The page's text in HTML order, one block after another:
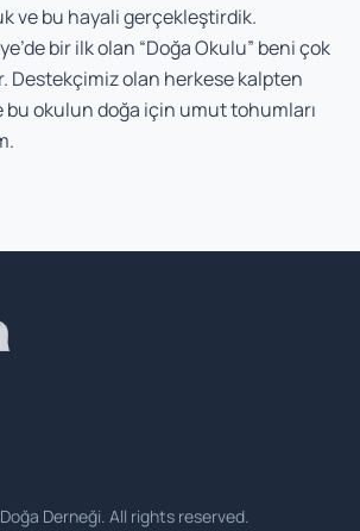
ve bu hayali gerçekleştirdik.
bir ilk olan “Doğa Okulu” beni çok
Destekçimiz olan herkese kalpten
bu okulun doğa için umut tohumları
Doğa Derneği. All rights reserved.